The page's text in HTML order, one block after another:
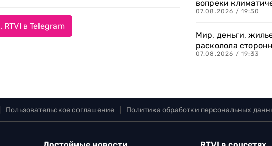
в Telegram
вопреки
07.08.2026 / 19:50
Мир, деньги,
расколола
07.08.2026 / 19:33
Пользовательское соглашение Политика обработки персональных